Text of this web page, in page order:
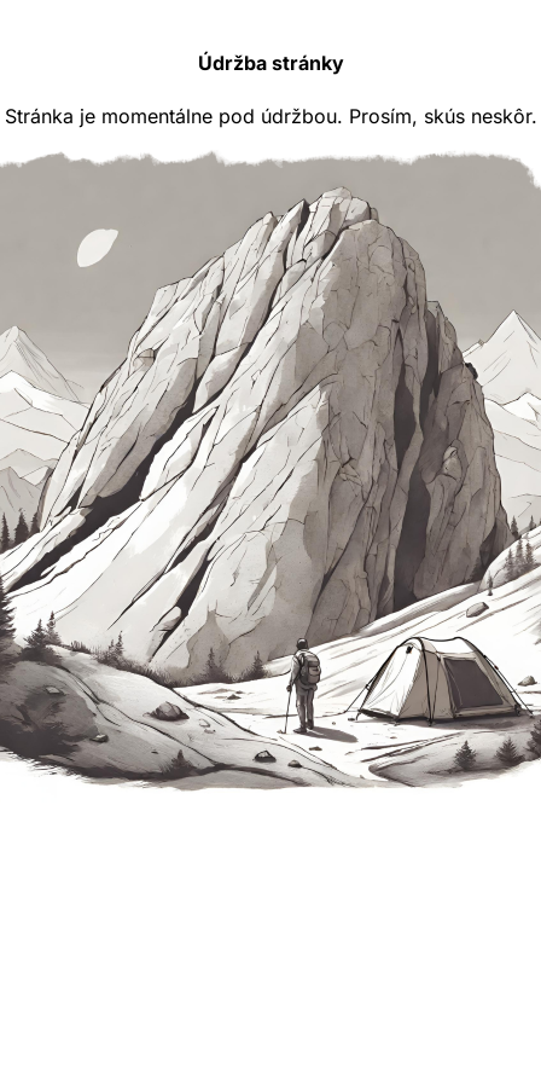
Údržba stránky
Stránka je momentálne pod údržbou. Prosím, skús neskôr.